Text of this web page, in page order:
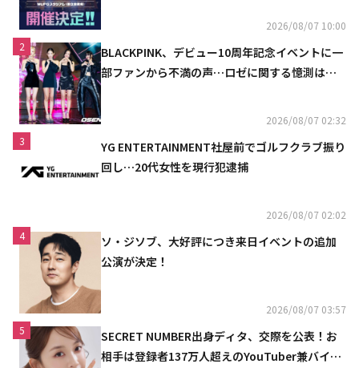
2026/08/07 10:00
2
BLACKPINK、デビュー10周年記念イベントに一
部ファンから不満の声…ロゼに関する憶測は否
2026/08/07 02:32
3
YG ENTERTAINMENT社屋前でゴルフクラブ振り
回し…20代女性を現行犯逮捕
2026/08/07 02:02
4
ソ・ジソブ、大好評につき来日イベントの追加
公演が決定！
2026/08/07 03:57
5
SECRET NUMBER出身ディタ、交際を公表！お
相手は登録者137万人超えのYouTuber兼バイオ